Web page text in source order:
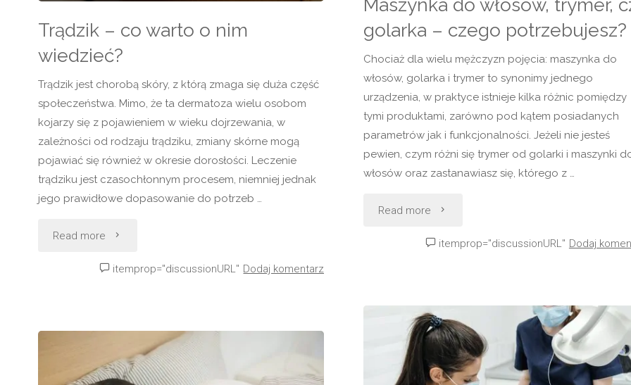
Maszynka do włosów, trymer,
golarka – czego potrzebujesz?
Chociaż dla wielu mężczyzn pojęcia: maszynka do
włosów, golarka i trymer to synonimy jednego
urządzenia, w praktyce istnieje kilka różnic pomiędzy
tymi produktami, zarówno pod kątem posiadanych
parametrów jak i funkcjonalności. Jeżeli nie jesteś
pewien, czym różni się trymer od golarki i maszynki
włosów oraz zastanawiasz się, którego z …
Read more "Maszynka
do
trymer,
czy
golarka
itemprop="discussionURL" Dodaj
Trądzik – co warto o nim
wiedzieć?
Trądzik jest chorobą skóry, z którą zmaga się duża część
społeczeństwa. Mimo, że ta dermatoza wielu osobom
kojarzy się z pojawieniem w wieku dojrzewania, w
zależności od rodzaju trądziku, zmiany skórne mogą
pojawiać się również w okresie dorosłości. Leczenie
trądziku jest czasochłonnym procesem, niemniej jednak
jego prawidłowe dopasowanie do potrzeb …
Read more "Trądzik
–
warto
o
itemprop="discussionURL" Dodaj komentarz